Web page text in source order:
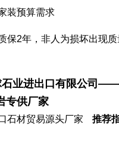
装预算需求
保2年，非人为损坏出现质
石业进出口有限公司——
专供厂家
石材贸易源头厂家 推荐